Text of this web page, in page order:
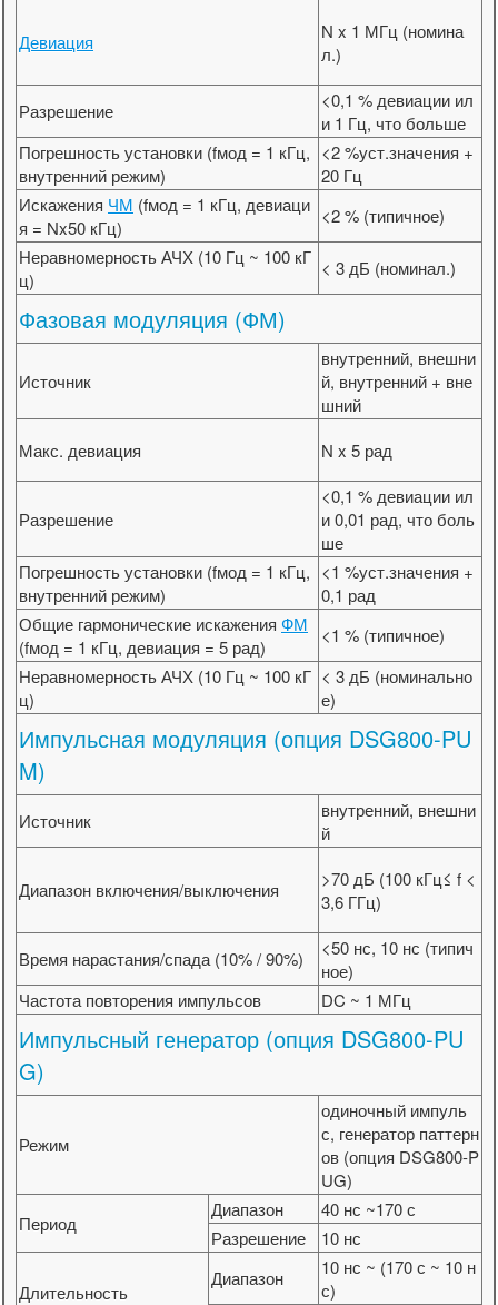
Девиация
N x 1 МГц (номина
л.)
Разрешение
<0,1 % девиации ил
и 1 Гц, что больше
Погрешность установки (fмод = 1 кГц,
внутренний режим)
<2 %уст.значения +
20 Гц
Искажения ЧМ (fмод = 1 кГц, девиаци
я = Nx50 кГц)
<2 % (типичное)
Неравномерность АЧХ (10 Гц ~ 100 кГ
ц)
< 3 дБ (номинал.)
Фазовая модуляция (ФМ)
Источник
внутренний, внешни
й, внутренний + вне
шний
Макс. девиация
N x 5 рад
Разрешение
<0,1 % девиации ил
и 0,01 рад, что боль
ше
Погрешность установки (fмод = 1 кГц,
внутренний режим)
<1 %уст.значения +
0,1 рад
Общие гармонические искажения ФМ
(fмод = 1 кГц, девиация = 5 рад)
<1 % (типичное)
Неравномерность АЧХ (10 Гц ~ 100 кГ
ц)
< 3 дБ (номинально
е)
Импульсная модуляция (опция DSG800-PU
M)
Источник
внутренний, внешни
й
Диапазон включения/выключения
>70 дБ (100 кГц≤ f <
3,6 ГГц)
Время нарастания/спада (10% / 90%)
<50 нс, 10 нс (типич
ное)
Частота повторения импульсов
DC ~ 1 МГц
Импульсный генератор (опция DSG800-PU
G)
Режим
одиночный импуль
с, генератор паттерн
ов (опция DSG800-P
UG)
Период
Диапазон
40 нс ~170 с
Разрешение
10 нс
Длительность
Диапазон
10 нс ~ (170 с ~ 10 н
с)